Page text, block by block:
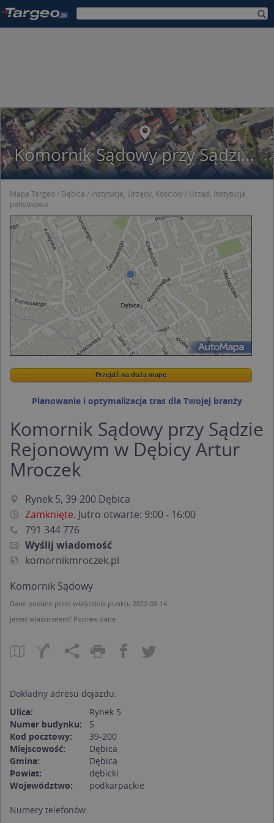
Komornik Sądowy przy Sądzie Rejonowym w Dębicy Artur Mroczek
Mapa Targeo Dębica Instytucje, Urzędy, Kościoły
Urząd, Instytucja
państwowa
Wstaw tę mapkę na swoją stronę
Przejdź na dużą mapę
Przejdź na dużą mapę
Planowanie i optymalizacja tras dla Twojej branży
Komornik Sądowy przy Sądzie
Rejonowym w Dębicy Artur
Mroczek
Rynek 5, 39-200 Dębica
Zamknięte. Jutro otwarte: 9:00 - 16:00
791 344 776
Wyślij wiadomość
komornikmroczek.pl
Komornik Sądowy
Dane podane przez właściciela punktu 2022-09-14.
Jesteś właścicielem? Popraw dane
Dokładny adresu dojazdu:
Ulica:
Rynek 5
Numer budynku:
5
Kod pocztowy:
39-200
Miejscowość:
Dębica
Gmina:
Dębica
Powiat:
dębicki
Województwo:
podkarpackie
Numery telefonów: